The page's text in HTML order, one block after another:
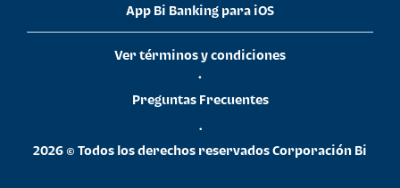
App Bi Banking para iOS
Ver términos y condiciones
•
Preguntas Frecuentes
•
2026 © Todos los derechos reservados Corporación Bi